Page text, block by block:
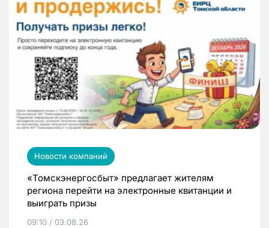
Новости компаний
«Томскэнергосбыт» предлагает жителям
региона перейти на электронные квитанции и
выиграть призы
09:10 / 03.08.26